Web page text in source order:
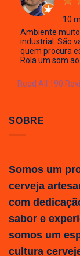
10
Ambiente
industrial. São
quem procura
Rola um som
Read All 190
SOBRE
Somos um
cerveja
com
sabor e
somos um
cultura